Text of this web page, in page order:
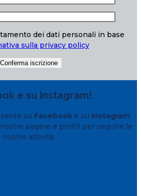
dei dati personali in base
sulla privacy policy
e su Instagram!
su Facebook e su Instagram:
pagine e profili per seguire le
nostre attività.